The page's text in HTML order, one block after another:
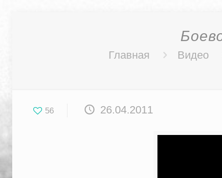
Главная Видео
56 26.04.2011